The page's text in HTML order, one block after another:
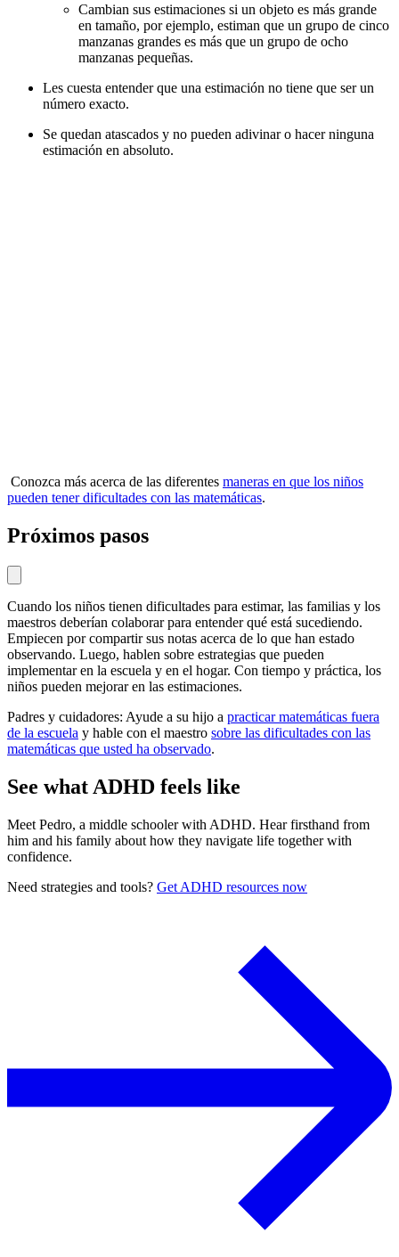
Cambian sus estimaciones si un objeto es más grande
en tamaño, por ejemplo, estiman que un grupo de cinco
manzanas grandes es más que un grupo de ocho
manzanas pequeñas.
Les cuesta entender que una estimación no tiene que ser un
número exacto.
Se quedan atascados y no pueden adivinar o hacer ninguna
estimación en absoluto.
Conozca más acerca de las diferentes maneras en que los niños
pueden tener dificultades con las matemáticas.
Próximos pasos
Cuando los niños tienen dificultades para estimar, las familias y los
maestros deberían colaborar para entender qué está sucediendo.
Empiecen por compartir sus notas acerca de lo que han estado
observando. Luego, hablen sobre estrategias que pueden
implementar en la escuela y en el hogar. Con tiempo y práctica, los
niños pueden mejorar en las estimaciones.
Padres y cuidadores: Ayude a su hijo a practicar matemáticas fuera
de la escuela y hable con el maestro sobre las dificultades con las
matemáticas que usted ha observado.
See what ADHD feels like
Meet Pedro, a middle schooler with ADHD. Hear firsthand from
him and his family about how they navigate life together with
confidence.
Need strategies and tools? Get ADHD resources now